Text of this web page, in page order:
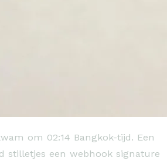
om 02:14 Bangkok-tijd. Een
stilletjes een webhook signature